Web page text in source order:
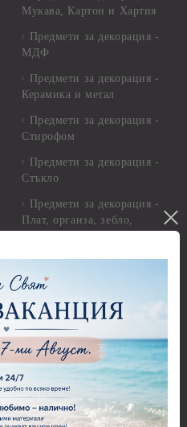
Мукава, Картон и Хартия
Предмети за декорация -
МДФ
Предмети за декорация -
Керамика и метал
Предмети за декорация -
Стирофом
Предмети за декорация -
Стъкло
Предмети за декорация -
Плат, органза, зебло,
Перфоратори до 2,50 см
Перфоратори 2,50 см
Перфоратори над 2,50 см
Бордюрни пънчове
Ъглови перфоратори
Перфоратори Основни